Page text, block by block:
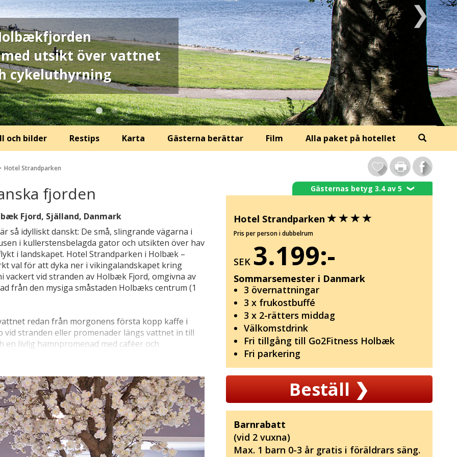
utsikt över vattnet
cykeluthyrning
och bilder Restips Karta Gästerna berättar Film Alla paket på hotellet
Hotel Strandparken
fjorden
Fjord, Själland, Danmark
så idylliskt danskt: De små, slingrande vägarna i
i kullerstensbelagda gator och utsikten över hav
i landskapet. Hotel Strandparken i Holbæk –
val för att dyka ner i vikingalandskapet kring
vackert vid stranden av Holbæk Fjord, omgivna av
från den mysiga småstaden Holbæks centrum (1
redan från morgonens första kopp kaffe i
stranden eller promenader längs vattnet in till
en livlig hamnpromenad med caféer och
där en lunch i Tisvildeleje (70 km) hör till
plats där världsarv och vikingahistoria verkligen
Domkirke (32 km) är bara några av de största
se barockträdgården vid Frederiksborg Slot (60
Gästernas betyg 3.4 av 5❯
Hotel Strandparken
Pris per person i dubbelrum
SEK 3.199:-
Sommarsemester i Danmark
3 övernattningar
3 x frukostbuffé
3 x 2-rätters middag
Välkomstdrink
Fri tillgång till Go2Fitness Holbæk
Fri parkering
Beställ❯
Barnrabatt
(vid 2 vuxna)
Max. 1 barn 0-3 år gratis i föräldrars säng.